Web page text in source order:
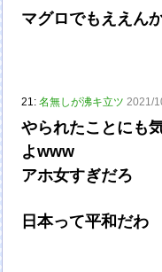
マグロでもええん
21:名無しが沸キ立ツ 2021/
やられたことにも
よwww
アホ女すぎだろ
日本って平和だわ